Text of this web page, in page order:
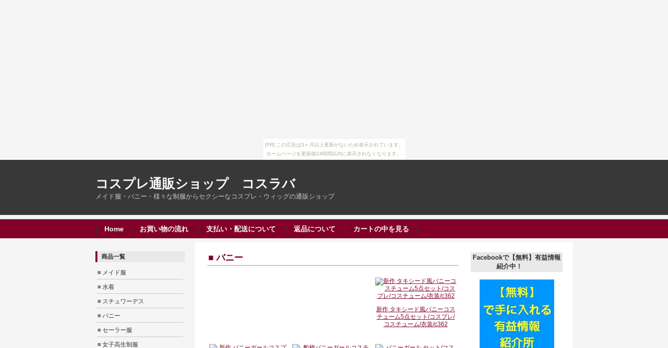
[PR] この広告は3ヶ月以上更新がないため表示されています。
ホームページを更新後24時間以内に表示されなくなります。
コスプレ通販ショップ コスラバ
メイド服・バニー・様々な制服からセクシーなコスプレ・ウィッグの通販ショップ
| Home | お買い物の流れ | 支払い・配送について | 返品について | カートの中を見る |
商品一覧
■ メイド服
■ 水着
■ スチュワーデス
■ バニー
■ セーラー服
■ 女子高生制服
■ バニー
新作 タキシード風バニーコス
チューム5点セット/コスプレ/
コスチューム/衣装/c362
Facebookで【無料】有益情報
紹介中！